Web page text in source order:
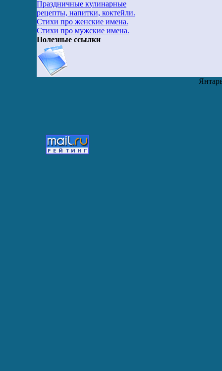
Праздничные кулинарные
рецепты, напитки, коктейли.
Стихи про женские имена.
Стихи про мужские имена.
Полезные ссылки